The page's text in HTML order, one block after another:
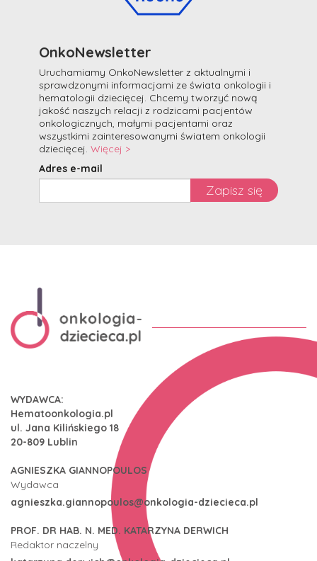
OnkoNewsletter
Uruchamiamy OnkoNewsletter z aktualnymi i
sprawdzonymi informacjami ze świata onkologii i
hematologii dziecięcej. Chcemy tworzyć nową
jakość naszych relacji z rodzicami pacjentów
onkologicznych, małymi pacjentami oraz
wszystkimi zainteresowanymi światem onkologii
dziecięcej. Więcej >
Adres e-mail
Zapisz się
WYDAWCA:
Hematoonkologia.pl
ul. Jana Kilińskiego 18
20-809 Lublin
AGNIESZKA GIANNOPOULOS
Wydawca
agnieszka.giannopoulos@onkologia-dziecieca.pl
PROF. DR HAB. N. MED. KATARZYNA DERWICH
Redaktor naczelny